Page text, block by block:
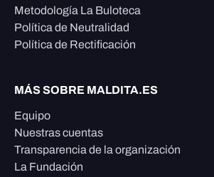
Metodología La Buloteca
Política de Neutralidad
Política de Rectificación
MÁS SOBRE MALDITA.ES
Equipo
Nuestras cuentas
Transparencia de la organización
La Fundación